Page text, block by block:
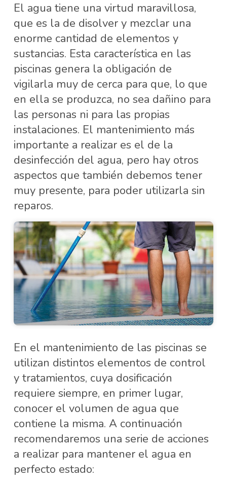
El agua tiene una virtud maravillosa,
que es la de disolver y mezclar una
enorme cantidad de elementos y
sustancias. Esta característica en las
piscinas genera la obligación de
vigilarla muy de cerca para que, lo que
en ella se produzca, no sea dañino para
las personas ni para las propias
instalaciones. El mantenimiento más
importante a realizar es el de la
desinfección del agua, pero hay otros
aspectos que también debemos tener
muy presente, para poder utilizarla sin
reparos.
En el mantenimiento de las piscinas se
utilizan distintos elementos de control
y tratamientos, cuya dosificación
requiere siempre, en primer lugar,
conocer el volumen de agua que
contiene la misma. A continuación
recomendaremos una serie de acciones
a realizar para mantener el agua en
perfecto estado: